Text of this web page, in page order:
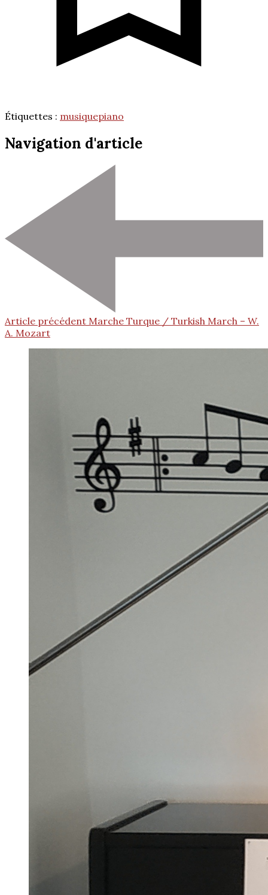
Étiquettes : musiquepiano
Navigation d'article
Article précédent Marche Turque / Turkish March – W.
A. Mozart